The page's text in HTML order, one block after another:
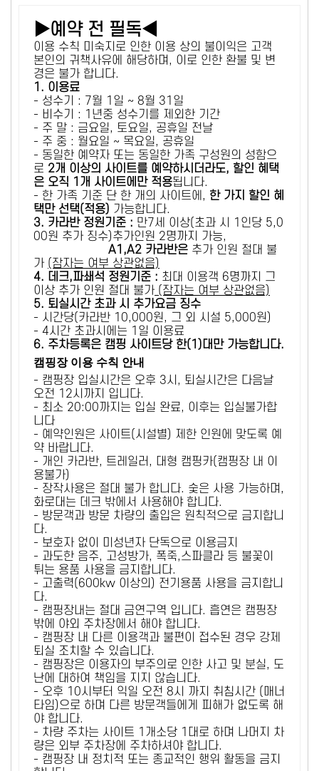
▶예약 전 필독◀
이용 수칙 미숙지로 인한 이용 상의 불이익은 고객
본인의 귀책사유에 해당하며, 이로 인한 환불 및 변
경은 불가 합니다.
1. 이용료
- 성수기 : 7월 1일 ~ 8월 31일
- 비수기 : 1년중 성수기를 제외한 기간
- 주 말 : 금요일, 토요일, 공휴일 전날
- 주 중 : 월요일 ~ 목요일, 공휴일
- 동일한 예약자 또는 동일한 가족 구성원의 성함으
로 2개 이상의 사이트를 예약하시더라도, 할인 혜택
은 오직 1개 사이트에만 적용됩니다.
- 한 가족 기준 단 한 개의 사이트에, 한 가지 할인 혜
택만 선택(적용) 가능합니다.
3. 카라반 정원기준 : 만7세 이상(초과 시 1인당 5,0
00원 추가 징수)추가인원 2명까지 가능,
A1,A2 카라반은 추가 인원 절대 불
가 (잠자는 여부 상관없음)
4. 데크,파쇄석 정원기준 : ​최대 이용객 6명까지 그
이상 추가 인원 절대 불가 (잠자는 여부 상관없음)
5. 퇴실시간 초과 시 추가요금 징수
- 시간당(카라반 10,000원, 그 외 시설 5,000원)
- 4시간 초과시에는 1일 이용료
6. 주차등록은 캠핑 사이트당 한(1)대만 가능합니다.
캠핑장 이용 수칙 안내
- 캠핑장 입실시간은 오후 3시, 퇴실시간은 다음날
오전 12시까지 입니다.
- 최소 20:00까지는 입실 완료, 이후는 입실불가합
니다
- 예약인원은 사이트(시설별) 제한 인원에 맞도록 예
약 바랍니다.
- 개인 카라반, 트레일러, 대형 캠핑카(캠핑장 내 이
용불가)
- 장작사용은 절대 불가 합니다. 숯은 사용 가능하며,
화로대는 데크 밖에서 사용해야 합니다.
- 방문객과 방문 차량의 출입은 원칙적으로 금지합니
다.
- 보호자 없이 미성년자 단독으로 이용금지
- 과도한 음주, 고성방가, 폭죽,스파클라 등 불꽃이
튀는 용품 사용을 금지합니다.
- 고출력(600kw 이상의) 전기용품 사용을 금지합니
다.
- 캠핑장내는 절대 금연구역 입니다. 흡연은 캠핑장
밖에 야외 주차장에서 해야 합니다.
- 캠핑장 내 다른 이용객과 불편이 접수된 경우 강제
퇴실 조치할 수 있습니다.
- 캠핑장은 이용자의 부주의로 인한 사고 및 분실, 도
난에 대하여 책임을 지지 않습니다.
- 오후 10시부터 익일 오전 8시 까지 취침시간 (매너
타임)으로 하며 다른 방문객들에게 피해가 없도록 해
야 합니다.
- 차량 주차는 사이트 1개소당 1대로 하며 나머지 차
량은 외부 주차장에 주차하셔야 합니다.
- 캠핑장 내 정치적 또는 종교적인 행위 활동을 금지